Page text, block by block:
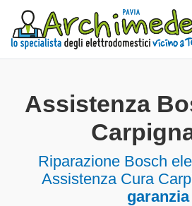
Assistenza
Riparazione Bosch
Assistenza Cura
garanzia